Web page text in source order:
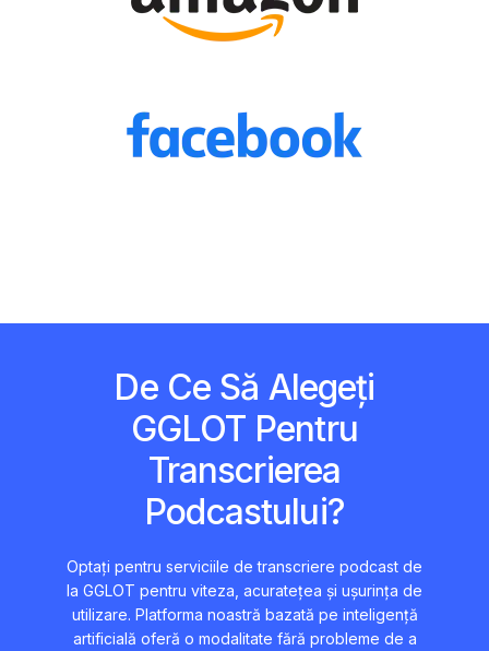
De Ce Să Alegeți
GGLOT Pentru
Transcrierea
Podcastului?
Optați pentru serviciile de transcriere podcast de
la GGLOT pentru viteza, acuratețea și ușurința de
utilizare. Platforma noastră bazată pe inteligență
artificială oferă o modalitate fără probleme de a